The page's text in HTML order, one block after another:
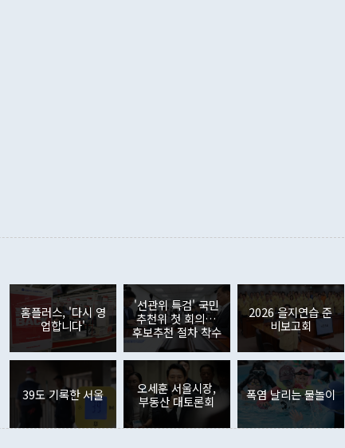
도 했다. 또 "현 시점에서 흘러간 선(先)비핵화만 되뇌는 것은
화의 동력을 확보하기 위해 최선을 다할 것"이라고 말했다. 하
의대로 하는 게 과연 한반도의 평화와 안정에 플러스냐, 결론적
보고 사후 브리핑에서 정 장관이 언급한 '4자 회담'에 대해 "이상
아 블라디보스토크에서 열리는 '동방경제포럼(EEF)'을 언급하
원에서 (참석을) 검토하고 있다"고 발언한 데 대해서도 조 장관
외교부의 몫"이라며 "아직 거기까지 진도가 나가지 않았다"고
장관이 이날 소개한 대북 구상과 설명은 정부 내 조율을 거치지
에서 문제가 있다. 특히 주적 표현 대체와 국호 사용, 9·19 군
, 4자회담 추진 등은 통일부 장관이 결정할 사안이 아니어서 월
적이 나오고 있다. 이 대통령은 정 장관의 업무보고를 듣고 난
무보고에 발표했다고 승인난 건 아니다"라고 재차 확인했다. 정
식통은 "정 장관의 발언 내용은 대부분 국가안전보장회의(NSC)
정된 사안이 아닌 정 장관의 개인적 생각에 가깝다"며 "안보 관
관이 정부의 공식 정책이 아닌 사안을 추진하겠다고 업무보고를
준 처음으로 1000억달러를 넘어섰다. 상품수입은 644억8000만
증했고 컴퓨터·주변기기(SSD)는 282.7% 증가했다. IT 품목
늘었으며 비IT 품목도 ▲석유제품(47.5%) ▲화공품
지식재산권사용료수지는 전월 흑자에서 4억4000만달러 적자
. 본원소득수지는 배당소득을 중심으로 32억7000만달러 흑자
입이 늘어난 데다 전월 분기배당에 따른 기저효과로 배당지급이
3월(369억9000만달러)을 넘어선 것이다. 직접투자에서는 내국
자가 80억1000만달러, 외국인의 국내투자가 46억3000만달러
다. 증권투자에서는 외국인의 국내 주식 매도세가 이어졌다. 외
주식 투자는 차익실현 매도 등의 영향으로 316억1000만달러
월(-310억5000만달러)에 이어 역대 최대 순매도 기록을 다시
외국인의 국내 채권투자는 세계국채지수(WGBI) 자금 유입에도
기도래 영향으로 증가 폭이 줄어든 52억9000만달러를 기록했
의 해외 증권투자는 주식을 중심으로 35억6000만달러 증가했
홈플러스, '다시 영
업합니다'
'선관위 특검' 국민
추천위 첫 회의…
후보추천 절차 착수
2026 을지연습 준
비보고회
39도 기록한 서울
오세훈 서울시장,
부동산 대토론회
폭염 날리는 물놀이